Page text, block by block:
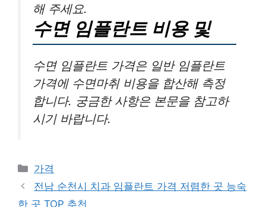
해 주세요.
수면 임플란트 비용 및
수면 임플란트 가격은 일반 임플란트
가격에 수면마취 비용을 합산해 측정
합니다. 궁금한 사항은 본문을 참고하
시기 바랍니다.
카
테
가격
전남 순천시 치과 임플란트 가격 저렴한 곳 능숙
한 곳 TOP 추천